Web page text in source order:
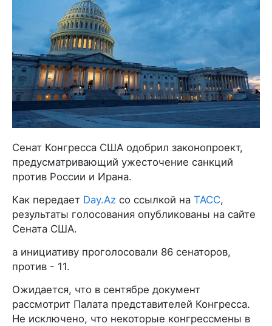
Сенат Конгресса США одобрил законопроект,
предусматривающий ужесточение санкций
против России и Ирана.
Как передает Day.Az со ссылкой на ТАСС,
результаты голосования опубликованы на сайте
Сената США.
а инициативу проголосовали 86 сенаторов,
против - 11.
Ожидается, что в сентябре документ
рассмотрит Палата представителей Конгресса.
Не исключено, что некоторые конгрессмены в